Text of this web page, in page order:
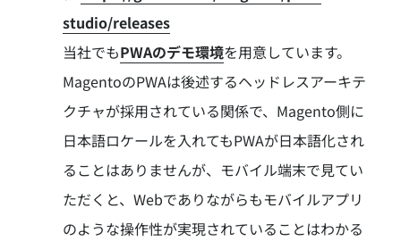
studio/releases
当社でもPWAのデモ環境を用意しています。
MagentoのPWAは後述するヘッドレスアーキテ
クチャが採用されている関係で、Magento側に
日本語ロケールを入れてもPWAが日本語化され
ることはありませんが、モバイル端末で見てい
ただくと、Webでありながらもモバイルアプリ
のような操作性が実現されていることはわかる